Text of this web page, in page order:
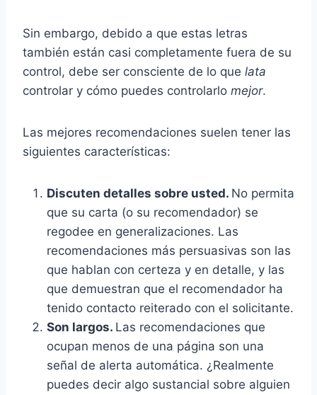
Sin embargo, debido a que estas letras
también están casi completamente fuera de su
control, debe ser consciente de lo que lata
controlar y cómo puedes controlarlo mejor.
Las mejores recomendaciones suelen tener las
siguientes características:
Discuten detalles sobre usted. No permita
que su carta (o su recomendador) se
regodee en generalizaciones. Las
recomendaciones más persuasivas son las
que hablan con certeza y en detalle, y las
que demuestran que el recomendador ha
tenido contacto reiterado con el solicitante.
Son largos. Las recomendaciones que
ocupan menos de una página son una
señal de alerta automática. ¿Realmente
puedes decir algo sustancial sobre alguien